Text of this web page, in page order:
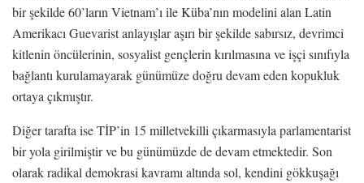
bir şekilde 60’ların Vietnam’ı ile Küba’nın modelini alan Latin
Amerikacı Guevarist anlayışlar aşırı bir şekilde sabırsız, devrimci
kitlenin öncülerinin, sosyalist gençlerin kırılmasına ve işçi sınıfıyla
bağlantı kurulamayarak günümüze doğru devam eden kopukluk
ortaya çıkmıştır.
Diğer tarafta ise TİP’in 15 milletvekilli çıkarmasıyla parlamentarist
bir yola girilmiştir ve bu günümüzde de devam etmektedir. Son
olarak radikal demokrasi kavramı altında sol, kendini gökkuşağı